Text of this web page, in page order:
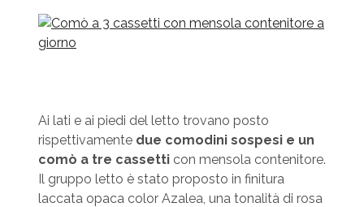
Ai lati e ai piedi del letto trovano posto
rispettivamente due comodini sospesi e un
comò a tre cassetticon mensola contenitore.
Il gruppo letto è stato proposto in finitura
laccata opaca color Azalea, una tonalità di rosa